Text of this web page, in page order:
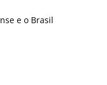
e o Brasil